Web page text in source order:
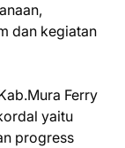
dan kegiatan
Ferry
yaitu
progress